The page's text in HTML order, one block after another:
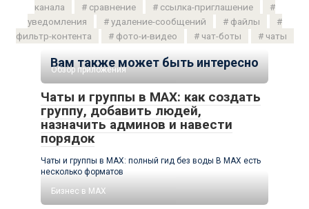
канала
сравнение
ссылка-приглашение
уведомления
удаление-сообщений
файлы
фильтр-контента
фото-и-видео чат-боты чаты
Вам также может быть интересно
Обзор приложения
Чаты и группы в MAX: как создать
группу, добавить людей,
назначить админов и навести
порядок
Чаты и группы в MAX: полный гид без воды В MAX есть
несколько форматов
Бизнес в MAX